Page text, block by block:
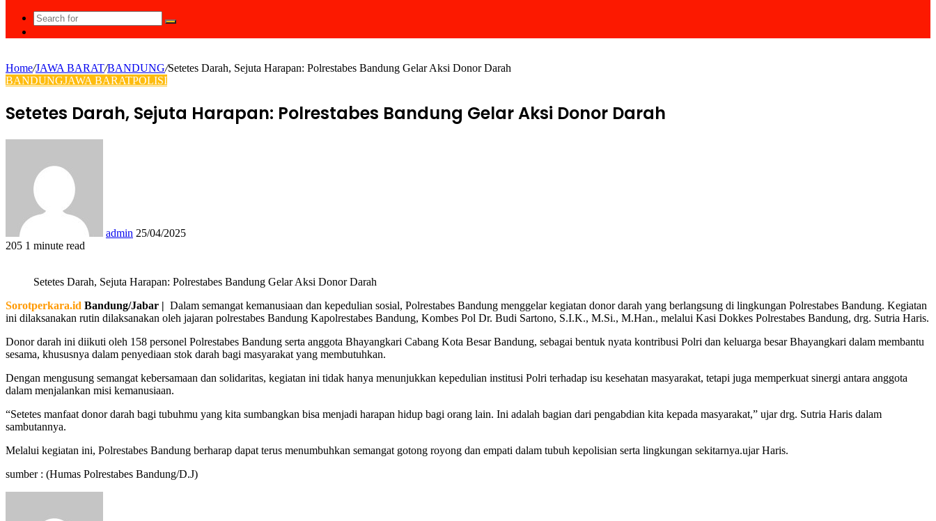
Search
for
Home/JAWA BARAT/BANDUNG/Setetes Darah, Sejuta Harapan: Polrestabes Bandung Gelar Aksi Donor Darah
BANDUNGJAWA BARATPOLISI
Setetes Darah, Sejuta Harapan: Polrestabes Bandung Gelar Aksi Donor Darah
admin 25/04/2025
205 1 minute read
Setetes Darah, Sejuta Harapan: Polrestabes Bandung Gelar Aksi Donor Darah
Sorotperkara.id Bandung/Jabar | Dalam semangat kemanusiaan dan kepedulian sosial, Polrestabes Bandung menggelar kegiatan donor darah yang berlangsung di lingkungan Polrestabes Bandung. Kegiatan
ini dilaksanakan rutin dilaksanakan oleh jajaran polrestabes Bandung Kapolrestabes Bandung, Kombes Pol Dr. Budi Sartono, S.I.K., M.Si., M.Han., melalui Kasi Dokkes Polrestabes Bandung, drg. Sutria Haris.
Donor darah ini diikuti oleh 158 personel Polrestabes Bandung serta anggota Bhayangkari Cabang Kota Besar Bandung, sebagai bentuk nyata kontribusi Polri dan keluarga besar Bhayangkari dalam membantu
sesama, khususnya dalam penyediaan stok darah bagi masyarakat yang membutuhkan.
Dengan mengusung semangat kebersamaan dan solidaritas, kegiatan ini tidak hanya menunjukkan kepedulian institusi Polri terhadap isu kesehatan masyarakat, tetapi juga memperkuat sinergi antara anggota
dalam menjalankan misi kemanusiaan.
“Setetes manfaat donor darah bagi tubuhmu yang kita sumbangkan bisa menjadi harapan hidup bagi orang lain. Ini adalah bagian dari pengabdian kita kepada masyarakat,” ujar drg. Sutria Haris dalam
sambutannya.
Melalui kegiatan ini, Polrestabes Bandung berharap dapat terus menumbuhkan semangat gotong royong dan empati dalam tubuh kepolisian serta lingkungan sekitarnya.ujar Haris.
sumber : (Humas Polrestabes Bandung/D.J)